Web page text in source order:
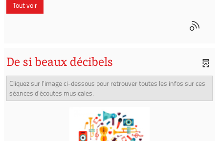
Tout voir
De si beaux décibels
Cliquez sur l'image ci-dessous pour retrouver toutes les infos sur ces
séances d'écoutes musicales.